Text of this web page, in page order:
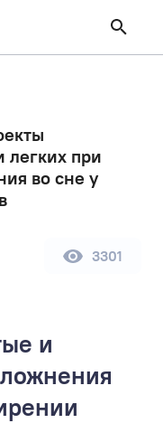
легких при
во сне у
3301
и